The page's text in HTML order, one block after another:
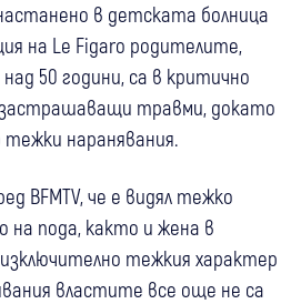
в детската болница
на Le Figaro родителите,
50 години, са в критично
травми, докато
наранявания.
BFMTV, че е видял тежко
на пода, както и жена в
тежкия характер
властите все още не са